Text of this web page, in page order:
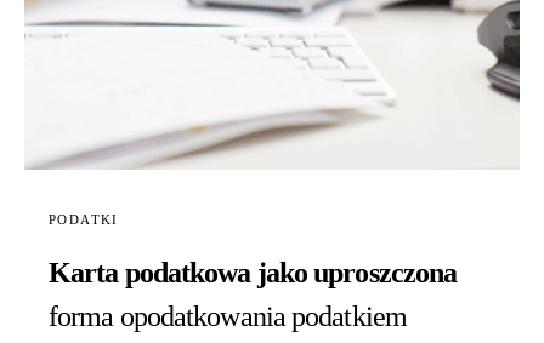
PODATKI
Karta podatkowa jako uproszczona
forma opodatkowania podatkiem